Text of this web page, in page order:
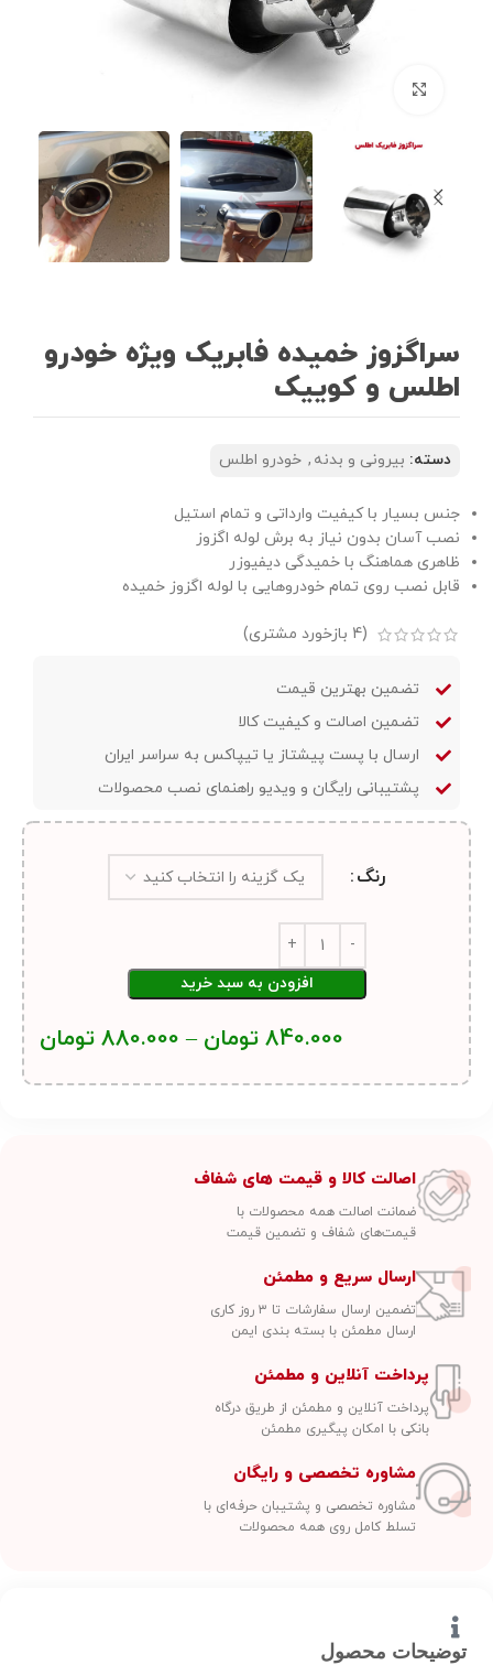
بزرگنمایی تصویر
سراگزوز خمیده فابریک ویژه خودرو
اطلس و کوییک
دسته: بیرونی و بدنه , خودرو اطلس
جنس بسیار با کیفیت وارداتی و تمام استیل
نصب آسان بدون نیاز به برش لوله اگزوز
ظاهری هماهنگ با خمیدگی دیفیوزر
قابل نصب روی تمام خودروهایی با لوله اگزوز خمیده
(
4 بازخورد مشتری)
تضمین بهترین قیمت
تضمین اصالت و کیفیت کالا
ارسال با پست پیشتاز یا تیپاکس به سراسر ایران
پشتیبانی رایگان و ویدیو راهنمای نصب محصولات
رنگ
افزودن به سبد خرید
840.000 تومان –
880.000 تومان
اصالت کالا و قیمت های شفاف
ضمانت اصالت همه محصولات با
قیمت‌های شفاف و تضمین قیمت
ارسال سریع و مطمئن
تضمین ارسال سفارشات تا ۳ روز کاری
ارسال مطمئن با بسته بندی ایمن
پرداخت آنلاین و مطمئن
پرداخت آنلاین و مطمئن از طریق درگاه
بانکی با امکان پیگیری مطمئن
مشاوره تخصصی و رایگان
مشاوره تخصصی و پشتیبان حرفه‌ای با
تسلط کامل روی همه محصولات
توضیحات محصول